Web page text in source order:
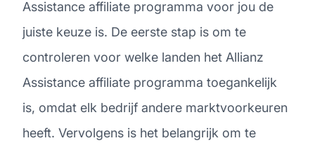
Assistance affiliate programma voor jou de
juiste keuze is. De eerste stap is om te
controleren voor welke landen het Allianz
Assistance affiliate programma toegankelijk
is, omdat elk bedrijf andere marktvoorkeuren
heeft. Vervolgens is het belangrijk om te